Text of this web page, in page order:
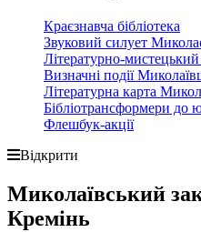
Краєзнавча бібліотека
Звуковий силует
Літературно-
Визначні події
Літературна карта
Бібліотрансформери до
Флешбук-акції
Відкрити
Миколаївський
Кремінь